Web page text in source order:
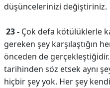
düşüncelerinizi değiştiriniz.
23 - Çok defa kötülüklerle
gereken şey karşılaştığın
önceden de gerçekleştiğidir.
tarihinden söz etsek aynı
hiçbir şey yok. Her şey